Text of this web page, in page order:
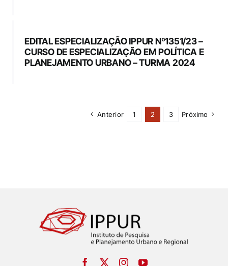
EDITAL ESPECIALIZAÇÃO IPPUR Nº1351/23 –
CURSO DE ESPECIALIZAÇÃO EM POLÍTICA E
PLANEJAMENTO URBANO – TURMA 2024
Anterior 1 2 3 Próximo